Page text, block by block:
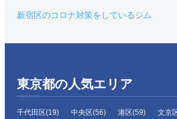
新宿区のコロナ対策をしているジム
東京都の人気エリア
千代田区(19) 中央区(56) 港区(59) 文京